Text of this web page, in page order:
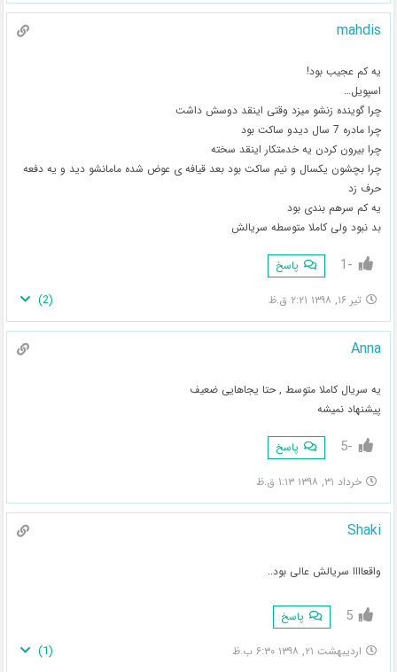
mahdis
یه کم عجیب بود!
اسپویل…
چرا گوینده زنشو میزد وقتی اینقد دوسش داشت
چرا مادره 7 سال دیدو ساکت بود
چرا بیرون کردن یه خدمتکار اینقد سخته
چرا بچشون یکسال و نیم ساکت بود بعد قیافه ی عوض شده مامانشو دید و یه دفعه
حرف زد
یه کم سرهم بندی بود
بد نبود ولی کاملا متوسطه سریالش
-1 پاسخ
تیر ۱۶, ۱۳۹۸ ۲:۲۱ ق.ظ (
2
)
Anna
یه سریال کاملا متوسط , حتا یجاهایی ضعیف
پیشنهاد نمیشه
-5 پاسخ
خرداد ۳۱, ۱۳۹۸ ۱:۱۳ ق.ظ
Shaki
واقعاااا سریالش عالی بود..
5 پاسخ
اردیبهشت ۲۱, ۱۳۹۸ ۶:۳۰ ب.ظ (
1
)